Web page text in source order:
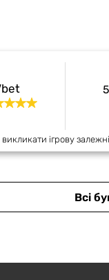
ігрову
Всі